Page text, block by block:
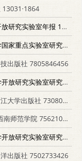
《中国科学院地质研究所岩石圈构造演化开放研究实验室年报 1989-1990》
《中国科学院兰州地质研究所气体地球化学国家重点实验室研究年报 1990-1992》
出版社 7805846456
《中国科学院地球化学研究所有机地球化学开放研究实验室研究年报 1988》
学出版社 7308014452
师范学院 7562101582
《中国科学院地球化学研究所有机地球化学开放研究实验室研究年报 1986 生物标志物和干酪根 1986.6.7-6.14学术会议》
出版社 7502733426